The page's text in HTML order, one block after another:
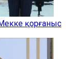
қорғаныс